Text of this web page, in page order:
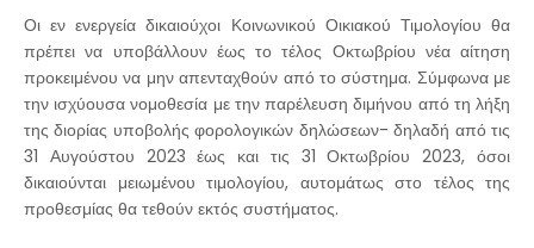
Οι εν ενεργεία δικαιούχοι Κοινωνικού Οικιακού Τιμολογίου θα
πρέπει να υποβάλλουν έως το τέλος Οκτωβρίου νέα αίτηση
προκειμένου να μην απενταχθούν από το σύστημα. Σύμφωνα με
την ισχύουσα νομοθεσία με την παρέλευση διμήνου από τη λήξη
της διορίας υποβολής φορολογικών δηλώσεων- δηλαδή από τις
31 Αυγούστου 2023 έως και τις 31 Οκτωβρίου 2023, όσοι
δικαιούνται μειωμένου τιμολογίου, αυτομάτως στο τέλος της
προθεσμίας θα τεθούν εκτός συστήματος.